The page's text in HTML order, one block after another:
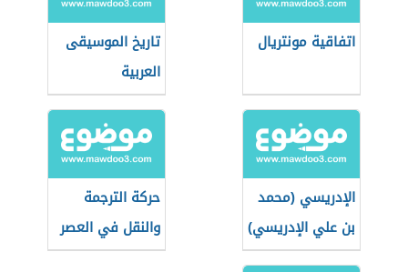
اتفاقية مونتريال
تاريخ الموسيقى
العربية
الإدريسي (محمد
بن علي الإدريسي)
حركة الترجمة
والنقل في العصر
العباسي الأول